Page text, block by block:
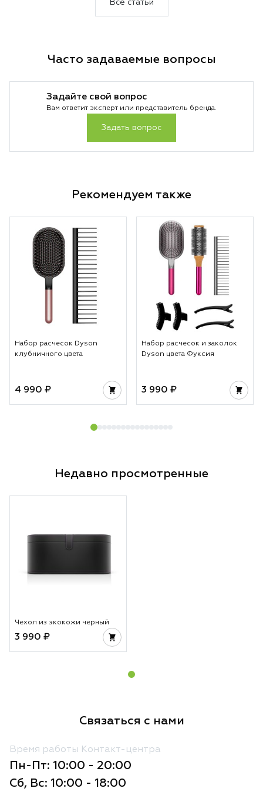
Все статьи
Часто задаваемые вопросы
Задайте свой вопрос
Вам ответит эксперт или представитель бренда.
Задать вопрос
Рекомендуем также
Набор расчесок Dyson
клубничного цвета
4 990 ₽
Набор расчесок и заколок
Dyson цвета Фуксия
3 990 ₽
Недавно просмотренные
Чехол из экокожи черный
3 990 ₽
Связаться с нами
Время работы Контакт-центра
Пн-Пт: 10:00 - 20:00
Сб, Вс: 10:00 - 18:00